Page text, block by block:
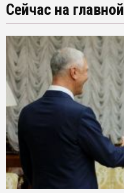
Сейчас на главной